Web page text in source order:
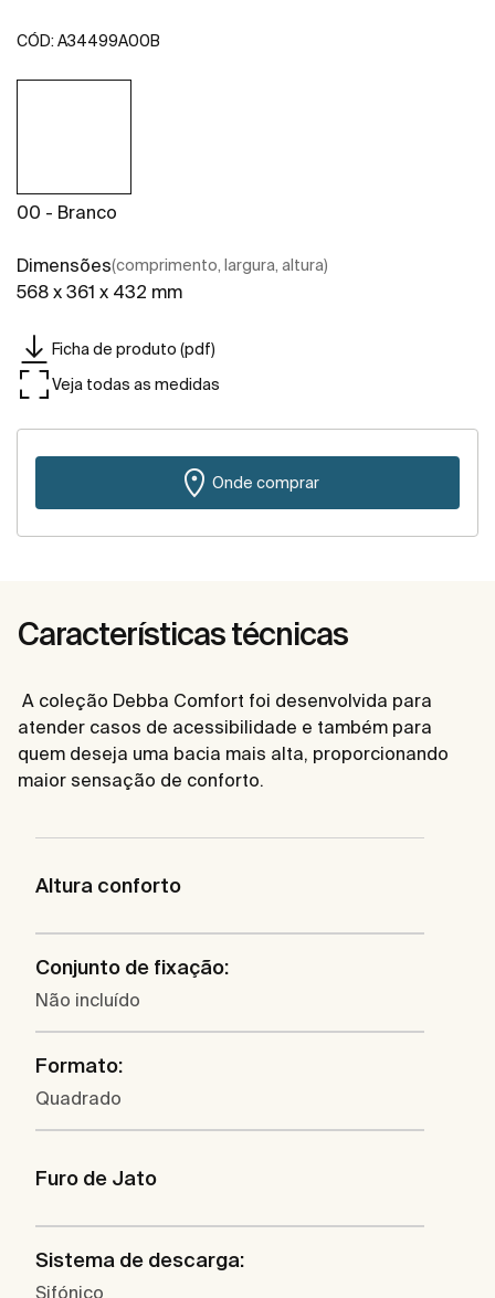
CÓD: A34499A00B
00 - Branco
Dimensões(comprimento, largura, altura)
568 x 361 x 432 mm
Ficha de produto (pdf)
Veja todas as medidas
Onde comprar
Características técnicas
A coleção Debba Comfort foi desenvolvida para
atender casos de acessibilidade e também para
quem deseja uma bacia mais alta, proporcionando
maior sensação de conforto.
Altura conforto
Conjunto de fixação:
Não incluído
Formato:
Quadrado
Furo de Jato
Sistema de descarga:
Sifónico